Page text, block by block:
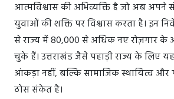
आत्मविश्वास की अभिव्यक्ति है जो अब अपने
युवाओं की शक्ति पर विश्वास करता है। इन
से राज्य में 80,000 से अधिक नए रोज़गार के
चुके हैं। उत्तराखंड जैसे पहाड़ी राज्य के लिए
आंकड़ा नहीं, बल्कि सामाजिक स्थायित्व
ठोस संकेत है।